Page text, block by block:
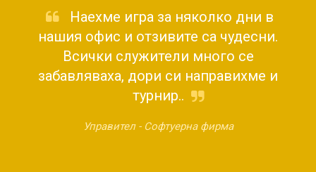
Наехме игра за няколко дни в
нашия офис и отзивите са чудесни.
Всички служители много се
забавляваха, дори си направихме и
турнир..
Управител - Софтуерна фирма